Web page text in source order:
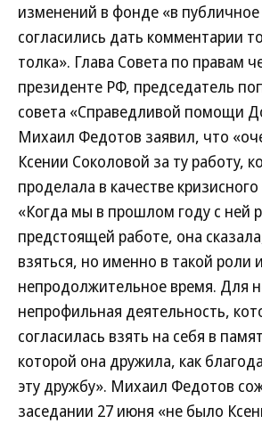
изменений в фонде «в
согласились дать комментарии
толка». Глава Совета по правам
президенте РФ, председатель
совета «Справедливой помощи
Михаил Федотов заявил, что
Ксении Соколовой за ту работу,
проделала в качестве
«Когда мы в прошлом году с ней
предстоящей работе, она
взяться, но именно в такой роли
непродолжительное время. Для
непрофильная деятельность,
согласилась взять на себя в
которой она дружила, как
эту дружбу». Михаил Федотов
заседании 27 июня «не было